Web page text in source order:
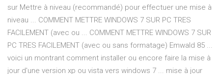
sur Mettre à niveau (recommandé) pour effectuer une mise à
niveau ... COMMENT METTRE WINDOWS 7 SUR PC TRES
FACILEMENT (avec ou ... COMMENT METTRE WINDOWS 7 SUR
PC TRES FACILEMENT (avec ou sans formatage) Emwald 85 ...
voici un montrant comment installer ou encore faire la mise à
jour d'une version xp ou vista vers windows 7 ... mise à jour